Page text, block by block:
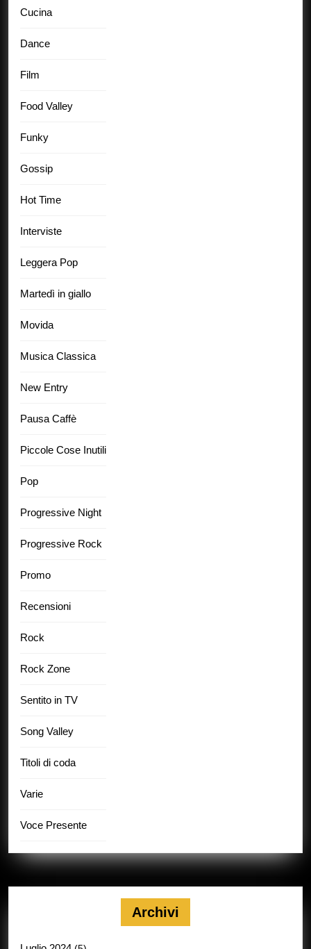
Cucina
Dance
Film
Food Valley
Funky
Gossip
Hot Time
Interviste
Leggera Pop
Martedì in giallo
Movida
Musica Classica
New Entry
Pausa Caffè
Piccole Cose Inutili
Pop
Progressive Night
Progressive Rock
Promo
Recensioni
Rock
Rock Zone
Sentito in TV
Song Valley
Titoli di coda
Varie
Voce Presente
Archivi